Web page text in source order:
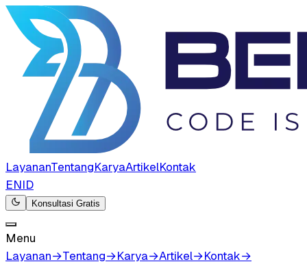
LayananTentangKaryaArtikelKontak
ENID
Konsultasi Gratis
Menu
Layanan→Tentang→Karya→Artikel→Kontak→